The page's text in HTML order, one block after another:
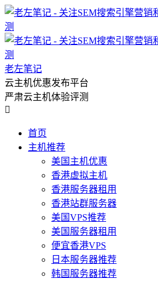
老左笔记
云主机优惠发布平台
严肃云主机体验评测

首页
主机推荐
美国主机优惠
香港虚拟主机
香港服务器租用
香港站群服务器
美国VPS推荐
美国服务器租用
便宜香港VPS
日本服务器推荐
韩国服务器推荐